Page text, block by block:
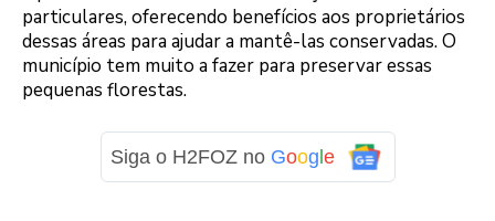
particulares, oferecendo benefícios aos proprietários
dessas áreas para ajudar a mantê-las conservadas. O
município tem muito a fazer para preservar essas
pequenas florestas.
Siga o H2FOZ no Google